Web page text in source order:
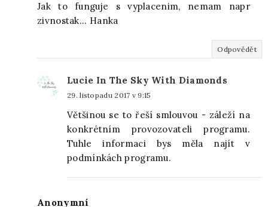
Jak to funguje s vyplacenim, nemam napr
zivnostak... Hanka
Odpovědět
Lucie In The Sky With Diamonds
29. listopadu 2017 v 9:15
Většinou se to řeší smlouvou - záleží na
konkrétním provozovateli programu.
Tuhle informaci bys měla najít v
podmínkách programu.
Anonymní